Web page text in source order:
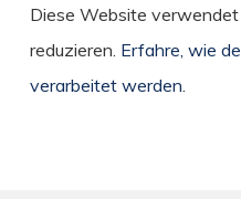
Diese Website verwendet
reduzieren. Erfahre, wie
verarbeitet werden.